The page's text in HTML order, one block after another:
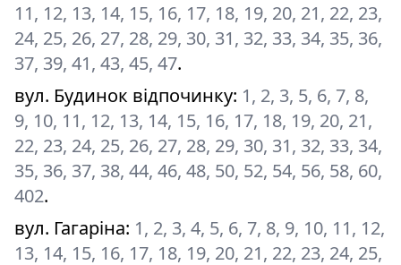
11, 12, 13, 14, 15, 16, 17, 18, 19, 20, 21, 22, 23,
24, 25, 26, 27, 28, 29, 30, 31, 32, 33, 34, 35, 36,
37, 39, 41, 43, 45, 47.
вул. Будинок відпочинку: 1, 2, 3, 5, 6, 7, 8,
9, 10, 11, 12, 13, 14, 15, 16, 17, 18, 19, 20, 21,
22, 23, 24, 25, 26, 27, 28, 29, 30, 31, 32, 33, 34,
35, 36, 37, 38, 44, 46, 48, 50, 52, 54, 56, 58, 60,
402.
вул. Гагаріна: 1, 2, 3, 4, 5, 6, 7, 8, 9, 10, 11, 12,
13, 14, 15, 16, 17, 18, 19, 20, 21, 22, 23, 24, 25,